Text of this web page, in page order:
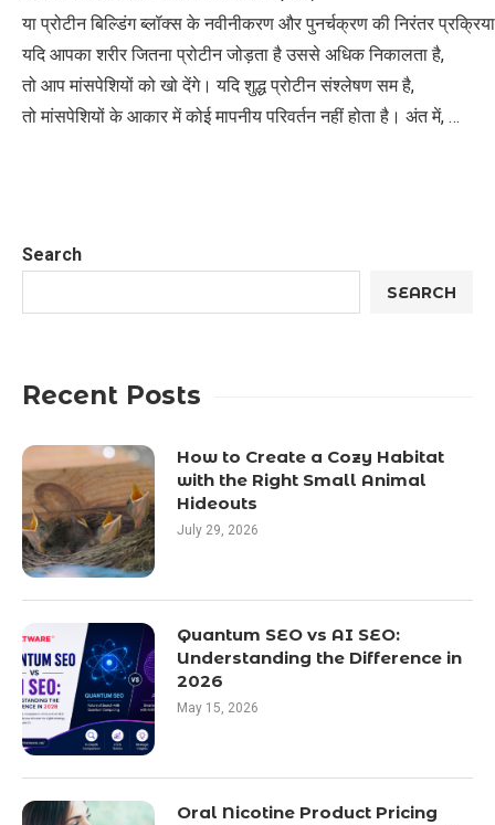
या प्रोटीन बिल्डिंग ब्लॉक्स के नवीनीकरण और पुनर्चक्रण की निरंतर
यदि आपका शरीर जितना प्रोटीन जोड़ता है उससे अधिक निकालता है,
तो आप मांसपेशियों को खो देंगे। यदि शुद्ध प्रोटीन संश्लेषण सम है,
तो मांसपेशियों के आकार में कोई मापनीय परिवर्तन नहीं होता है। अंत में, …
Search
SEARCH
Recent Posts
How to Create a Cozy Habitat
with the Right Small Animal
Hideouts
July 29, 2026
Quantum SEO vs AI SEO:
Understanding the Difference in
2026
May 15, 2026
Oral Nicotine Product Pricing